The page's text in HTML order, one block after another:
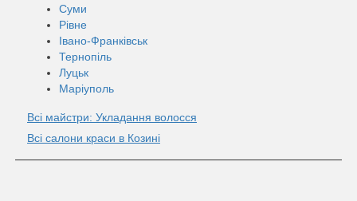
Суми
Рівне
Івано-Франківськ
Тернопіль
Луцьк
Маріуполь
Всі майстри: Укладання волосся
Всі салони краси в Козині